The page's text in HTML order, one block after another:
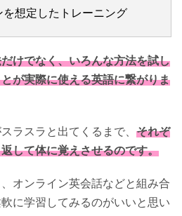
を想定したトレーニング
けでなく、いろんな方法を試し
が実際に使える英語に繋がりま
ラスラと出てくるまで、 それぞ
して体に覚えさせるのです。
オンライン英会話などと組み合
に学習してみるのがいいと思い